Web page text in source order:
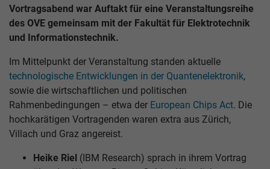
Vortragsabend war Auftakt für eine Veranstaltungsreihe
des OVE gemeinsam mit der Fakultät für Elektrotechnik
und Informationstechnik.
Im Mittelpunkt der Veranstaltung standen aktuelle
technologische Entwicklungen in der Quantenelektronik,
sowie die wirtschaftlichen und politischen
Rahmenbedingungen – etwa der European Chips Act. Die
hochkarätigen Vortragenden waren extra aus Zürich,
Villach und Graz angereist.
Heike Riel (IBM Research) sprach in ihrem Vortrag